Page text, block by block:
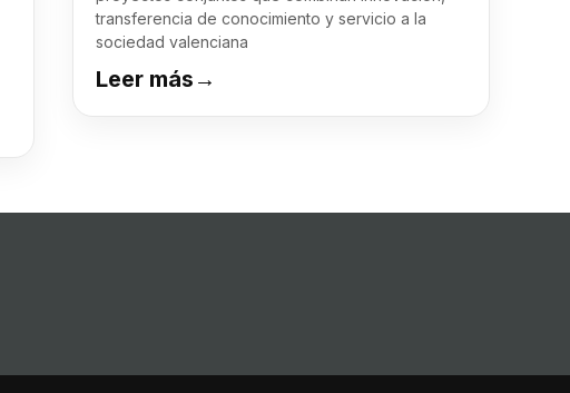
transferencia de conocimiento y servicio a la
sociedad valenciana
Leer más →